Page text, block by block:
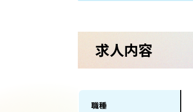
求人内容
職種